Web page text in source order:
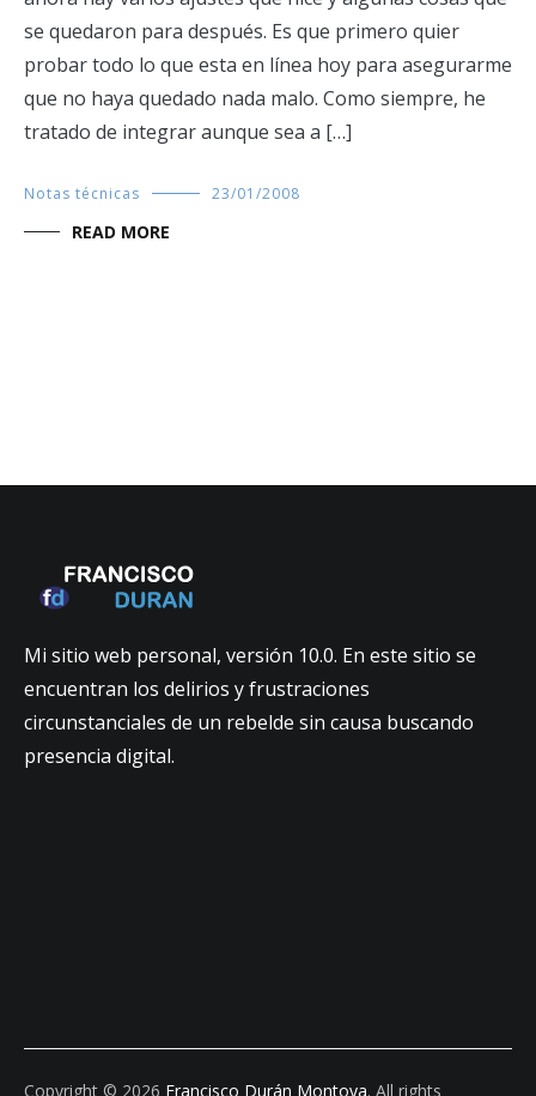
se quedaron para después. Es que primero quier
probar todo lo que esta en línea hoy para asegurarme
que no haya quedado nada malo. Como siempre, he
tratado de integrar aunque sea a […]
Notas técnicas 23/01/2008
READ MORE
Mi sitio web personal, versión 10.0. En este sitio se
encuentran los delirios y frustraciones
circunstanciales de un rebelde sin causa buscando
presencia digital.
Copyright © 2026 Francisco Durán Montoya. All rights